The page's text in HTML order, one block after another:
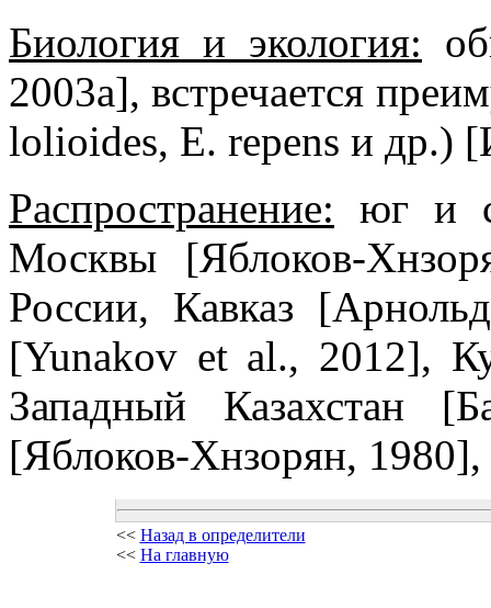
Биология и экология:
2003a], встречается
lolioides, E. repens и др.)
Распространение: юг и
Москвы [Яблоков-
России, Кавказ
[Yunakov et al., 2012],
Западный Казахстан
[Яблоков-Хнзорян,
<< Назад в определители
<< На главную